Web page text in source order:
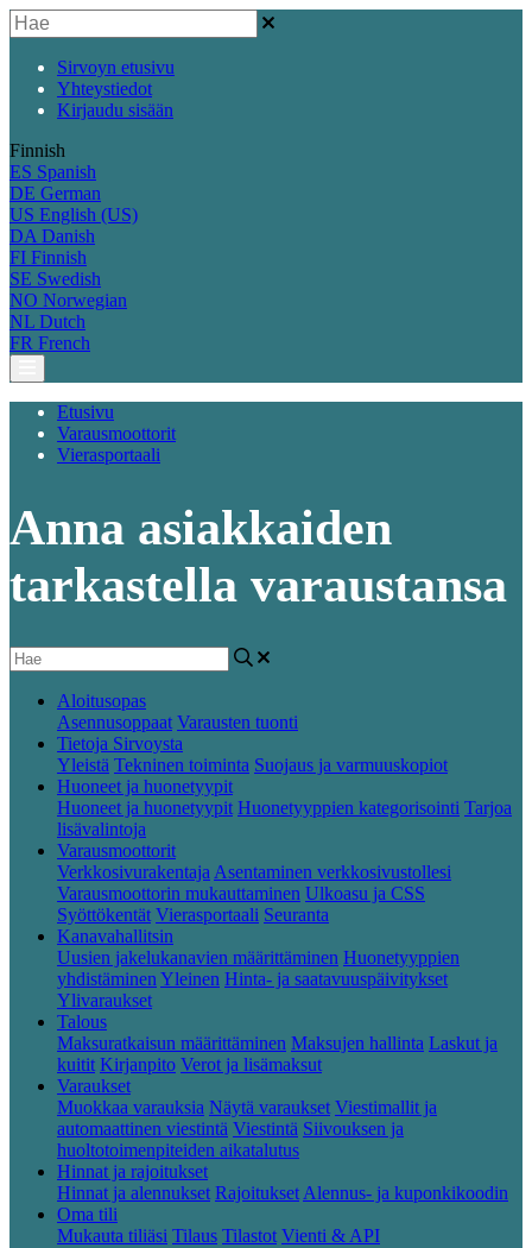
Sirvoyn etusivu
Yhteystiedot
Kirjaudu sisään
Finnish
ES Spanish
DE German
US English (US)
DA Danish
FI Finnish
SE Swedish
NO Norwegian
NL Dutch
FR French
Etusivu
Varausmoottorit
Vierasportaali
Anna asiakkaiden
tarkastella varaustansa
Aloitusopas
Asennusoppaat Varausten tuonti
Tietoja Sirvoysta
Yleistä Tekninen toiminta Suojaus ja varmuuskopiot
Huoneet ja huonetyypit
Huoneet ja huonetyypit Huonetyyppien kategorisointi Tarjoa
lisävalintoja
Varausmoottorit
Verkkosivurakentaja Asentaminen verkkosivustollesi
Varausmoottorin mukauttaminen Ulkoasu ja CSS
Syöttökentät Vierasportaali Seuranta
Kanavahallitsin
Uusien jakelukanavien määrittäminen Huonetyyppien
yhdistäminen Yleinen Hinta- ja saatavuuspäivitykset
Ylivaraukset
Talous
Maksuratkaisun määrittäminen Maksujen hallinta Laskut ja
kuitit Kirjanpito Verot ja lisämaksut
Varaukset
Muokkaa varauksia Näytä varaukset Viestimallit ja
automaattinen viestintä Viestintä Siivouksen ja
huoltotoimenpiteiden aikatalutus
Hinnat ja rajoitukset
Hinnat ja alennukset Rajoitukset Alennus- ja kuponkikoodin
Oma tili
Mukauta tiliäsi Tilaus Tilastot Vienti & API